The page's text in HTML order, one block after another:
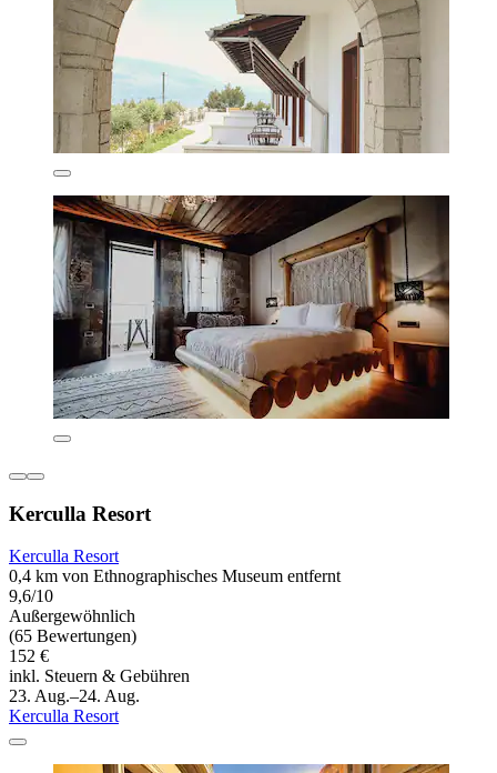
Kerculla Resort
Kerculla Resort
0,4 km von Ethnographisches Museum entfernt
9,6/10
Außergewöhnlich
(65 Bewertungen)
152 €
inkl. Steuern & Gebühren
23. Aug.–24. Aug.
Kerculla Resort